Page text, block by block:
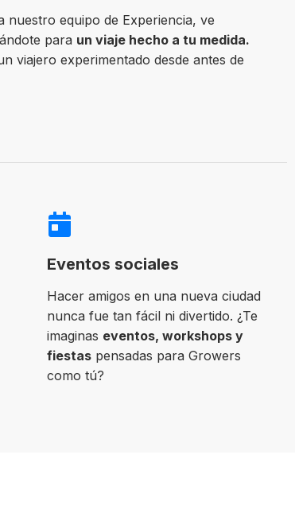
nuestro equipo de Experiencia, ve
para un viaje hecho a tu medida.
viajero experimentado desde antes de
Eventos sociales
Hacer amigos en una nueva ciudad
nunca fue tan fácil ni divertido. ¿Te
imaginas eventos, workshops y
fiestas pensadas para Growers
como tú?